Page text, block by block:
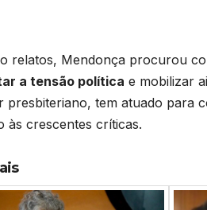
relatos, Mendonça procurou
a tensão política e mobilizar
presbiteriano, tem atuado para
às crescentes críticas.